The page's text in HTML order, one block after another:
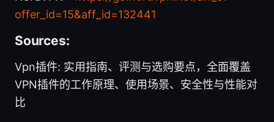
offer_id=15&aff_id=132441
Sources:
Vpn插件: 实用指南、评测与选购要点，全面覆盖
VPN插件的工作原理、使用场景、安全性与性能对
比